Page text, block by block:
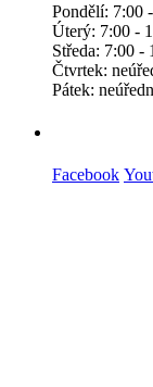
Pondělí: 7:00
Úterý: 7:00 -
Středa: 7:00 -
Čtvrtek:
Pátek:
Facebook